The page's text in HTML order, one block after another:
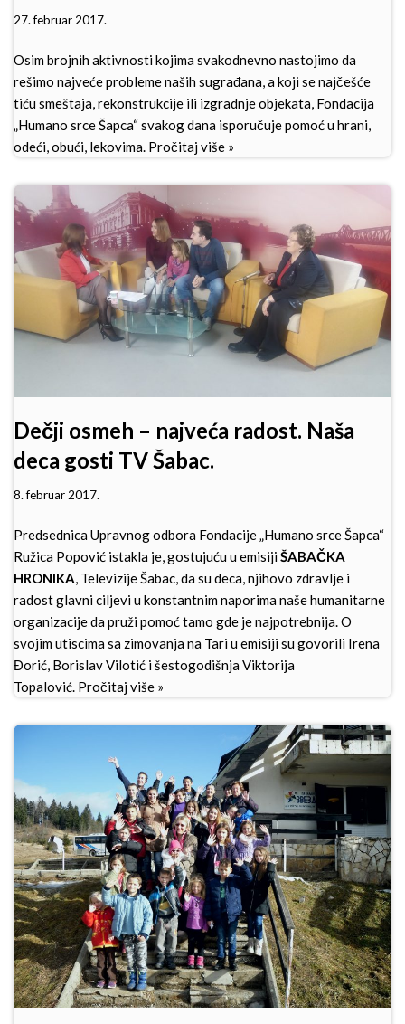
27. februar 2017.
Osim brojnih aktivnosti kojima svakodnevno nastojimo da
rešimo najveće probleme naših sugrađana, a koji se najčešće
tiću smeštaja, rekonstrukcije ili izgradnje objekata, Fondacija
„Humano srce Šapca“ svakog dana isporučuje pomoć u hrani,
odeći, obući, lekovima. Pročitaj više »
Dečji osmeh – najveća radost. Naša
deca gosti TV Šabac.
8. februar 2017.
Predsednica Upravnog odbora Fondacije „Humano srce Šapca“
Ružica Popović istakla je, gostujuću u emisijiŠABAČKA
HRONIKA, Televizije Šabac, da su deca, njihovo zdravlje i
radost glavni ciljevi u konstantnim naporima naše humanitarne
organizacije da pruži pomoć tamo gde je najpotrebnija. O
svojim utiscima sa zimovanja na Tari u emisiji su govorili Irena
Đorić, Borislav Vilotić i šestogodišnja Viktorija
Topalović. Pročitaj više »